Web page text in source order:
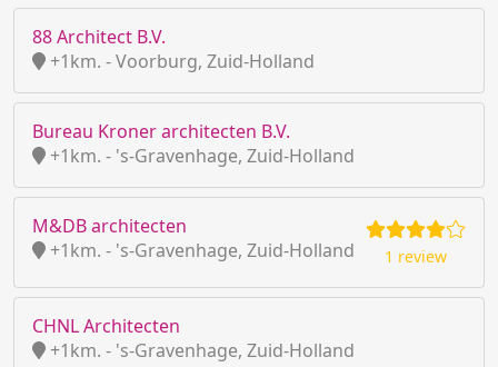
88 Architect B.V.
+1km. - Voorburg, Zuid-Holland
Bureau Kroner architecten B.V.
+1km. - 's-Gravenhage, Zuid-Holland
M&DB architecten
+1km. - 's-Gravenhage, Zuid-Holland
1 review
CHNL Architecten
+1km. - 's-Gravenhage, Zuid-Holland